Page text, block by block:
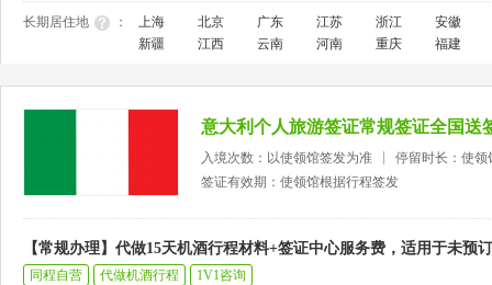
长期居住地 ： 上海 北京 广东 江苏 浙江
安徽
新疆
江西 云南 河南 重庆 福建
意大利个人旅游签证常规签证全国送
入境次数：以使领馆签发为准
停留时长：使领
签证有效期：使领馆根据行程签发
【常规办理】代做15天机酒行程材料+签证中心服务费，适用于未预
同程自营 代做机酒行程
1V1咨询